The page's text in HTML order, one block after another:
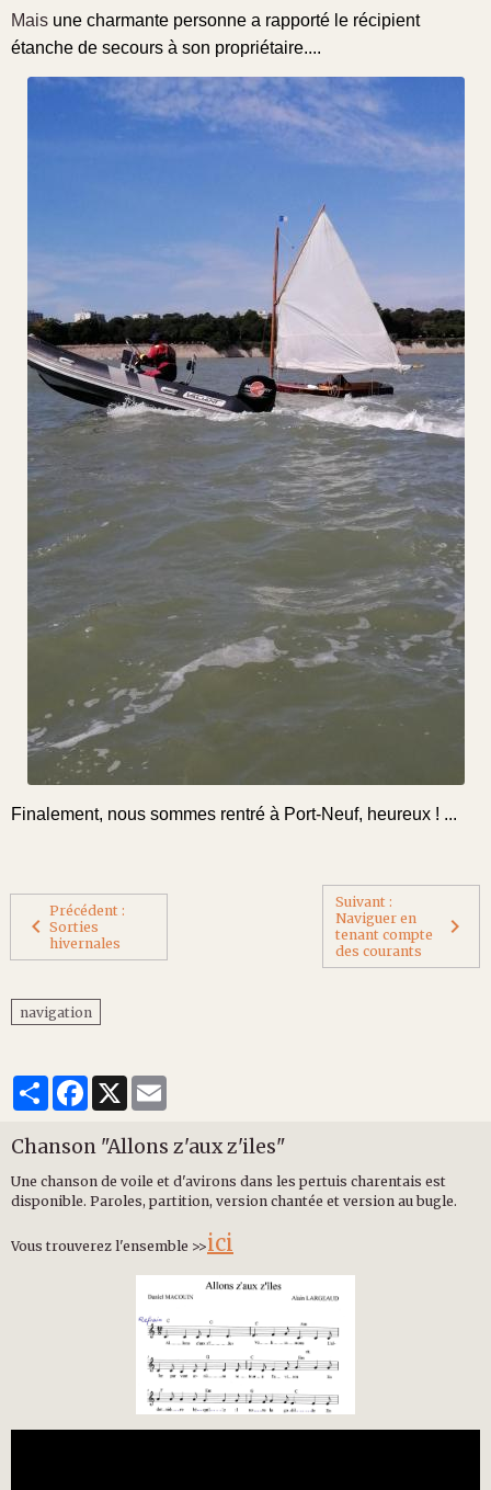
Mais une charmante personne a rapporté le récipient
étanche de secours à son propriétaire....
Finalement, nous sommes rentré à Port-Neuf, heureux ! ...
Précédent :
Sorties
hivernales
Suivant :
Naviguer en
tenant compte
des courants
navigation
PartagerFacebook
X
Chanson "Allons z'aux z'iles"
Une chanson de voile et d'avirons dans les pertuis charentais est
disponible. Paroles, partition, version chantée et version au bugle.
Vous trouverez l'ensemble >>ici